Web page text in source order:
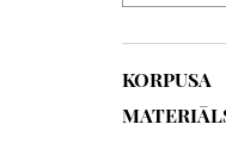
Orient
Oris
Paul Rich
Philipp
KORPUSA